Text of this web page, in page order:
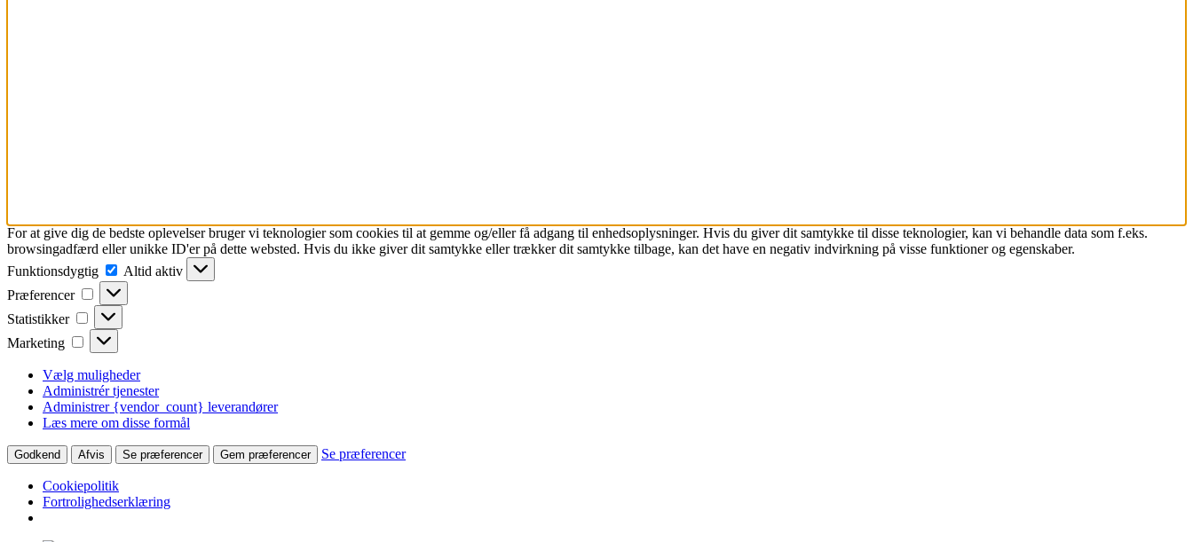
For at give dig de bedste oplevelser bruger vi teknologier som cookies til at gemme og/eller få adgang til enhedsoplysninger. Hvis du giver dit samtykke til disse teknologier, kan vi behandle data som f.eks.
browsingadfærd eller unikke ID'er på dette websted. Hvis du ikke giver dit samtykke eller trækker dit samtykke tilbage, kan det have en negativ indvirkning på visse funktioner og egenskaber.
Funktionsdygtig
Funktionsdygtig
Altid aktiv
Præferencer
Præferencer
Statistikker Statistikker
Marketing Marketing
Vælg muligheder
Administrér tjenester
Administrer {vendor_count} leverandører
Læs mere om disse formål
Godkend Afvis Se præferencer Gem præferencer Se præferencer
Cookiepolitik
Fortrolighedserklæring